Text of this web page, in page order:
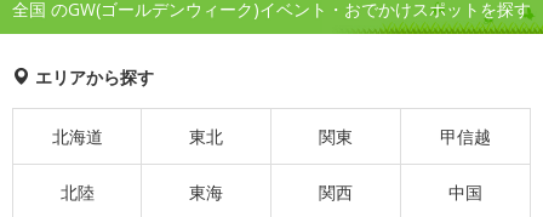
全国 のGW(ゴールデンウィーク)イベント・おでかけスポットを探す
エリアから探す
北海道 東北 関東 甲信越
北陸 東海 関西 中国